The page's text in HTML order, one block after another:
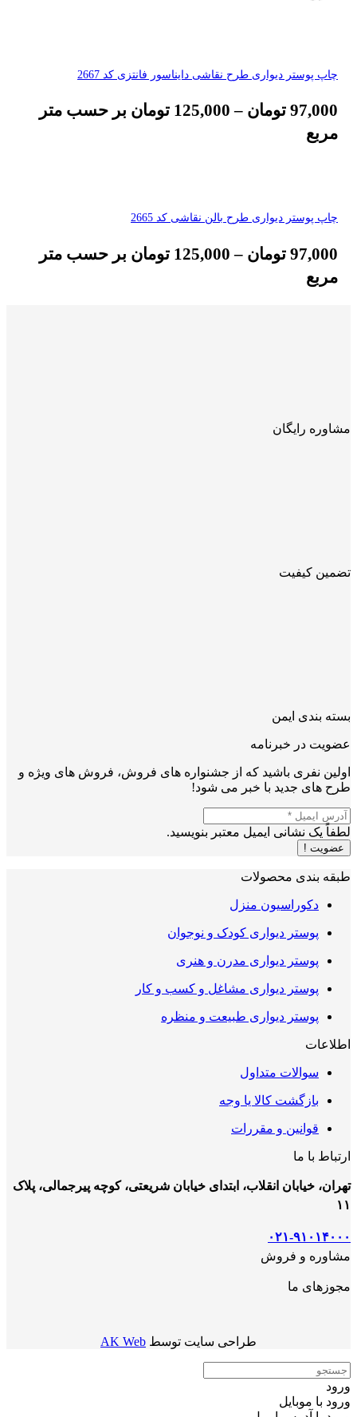
چاپ پوستر دیواری طرح نقاشی دایناسور فانتزی کد 2667
97,000 تومان –
125,000 تومان بر حسب متر
مربع
چاپ پوستر دیواری طرح بالن نقاشی کد 2665
97,000 تومان –
125,000 تومان بر حسب متر
مربع
مشاوره رایگان
تضمین کیفیت
بسته بندی ایمن
عضویت در خبرنامه
اولین نفری باشید که از جشنواره های فروش، فروش های ویژه و
طرح های جدید با خبر می شود!
لطفاً یک نشانی ایمیل معتبر بنویسید.
عضویت !
طبقه بندی محصولات
دکوراسیون منزل
پوستر دیواری کودک و نوجوان
پوستر دیواری مدرن و هنری
پوستر دیواری مشاغل و کسب و کار
پوستر دیواری طبیعت و منظره
اطلاعات
سوالات متداول
بازگشت کالا یا وجه
قوانین و مقررات
ارتباط با ما
تهران، خیابان انقلاب، ابتدای خیابان شریعتی، کوچه پیرجمالی، پلاک
۱۱
۰۲۱-۹۱۰۱۴۰۰۰
مشاوره و فروش
مجوزهای ما
طراحی سایت توسط AK Web
ورود
ورود با موبایل